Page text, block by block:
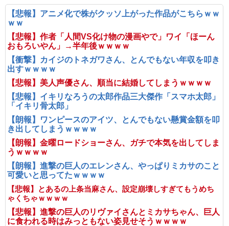
【悲報】アニメ化で株がクッソ上がった作品がこちらｗｗ
ｗｗ
【悲報】作者「人間VS化け物の漫画やで」ワイ「ほーん
おもろいやん」→半年後ｗｗｗｗ
【衝撃】カイジのトネガワさん、とんでもない年収を叩き
出すｗｗｗｗ
【悲報】美人声優さん、順当に結婚してしまうｗｗｗｗ
【悲報】イキリなろうの太郎作品三大傑作「スマホ太郎」
「イキリ骨太郎」
【朗報】ワンピースのアイツ、とんでもない懸賞金額を叩
き出してしまうｗｗｗｗ
【朗報】金曜ロードショーさん、ガチで本気を出してしま
うｗｗｗｗ
【朗報】進撃の巨人のエレンさん、やっぱりミカサのこと
可愛いと思ってたｗｗｗｗ
【悲報】とあるの上条当麻さん、設定崩壊しすぎてもうめち
ゃくちゃｗｗｗｗ
【悲報】進撃の巨人のリヴァイさんとミカサちゃん、巨人
に食われる時はみっともない姿見せそうｗｗｗｗ